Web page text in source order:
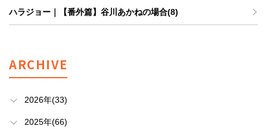
ハラジョー｜【番外篇】谷川あかねの場合(8)
ARCHIVE
2026年(33)
2025年(66)